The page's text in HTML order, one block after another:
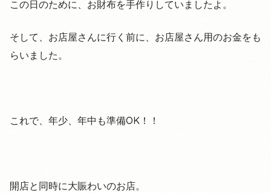
この日のために、お財布を手作りしていましたよ。
そして、お店屋さんに行く前に、お店屋さん用のお金をも
らいました。
これで、年少、年中も準備OK！！
開店と同時に大賑わいのお店。